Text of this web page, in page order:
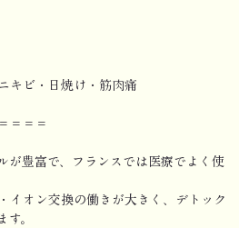
キビ・日焼け・筋肉痛
＝＝＝
が豊富で、フランスでは医療でよく使
イオン交換の働きが大きく、デトック
す。